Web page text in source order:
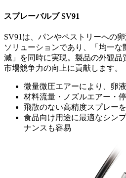
スプレーバルブ SV91
SV91は、パンやペストリーへの
ソリューションであり、「均一な
減」を同時に実現。製品の外観品
市場競争力の向上に貢献します。
微量微圧エアーにより、卵
材料流量・ノズルエアー・
飛散のない高精度スプレー
食品向け用途に最適なシン
ナンスも容易